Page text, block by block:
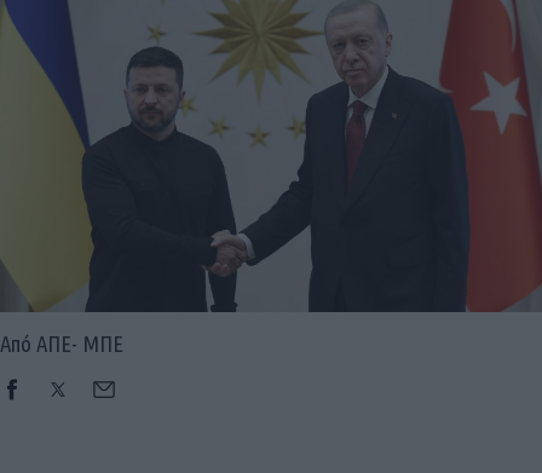
Από ΑΠΕ- ΜΠΕ